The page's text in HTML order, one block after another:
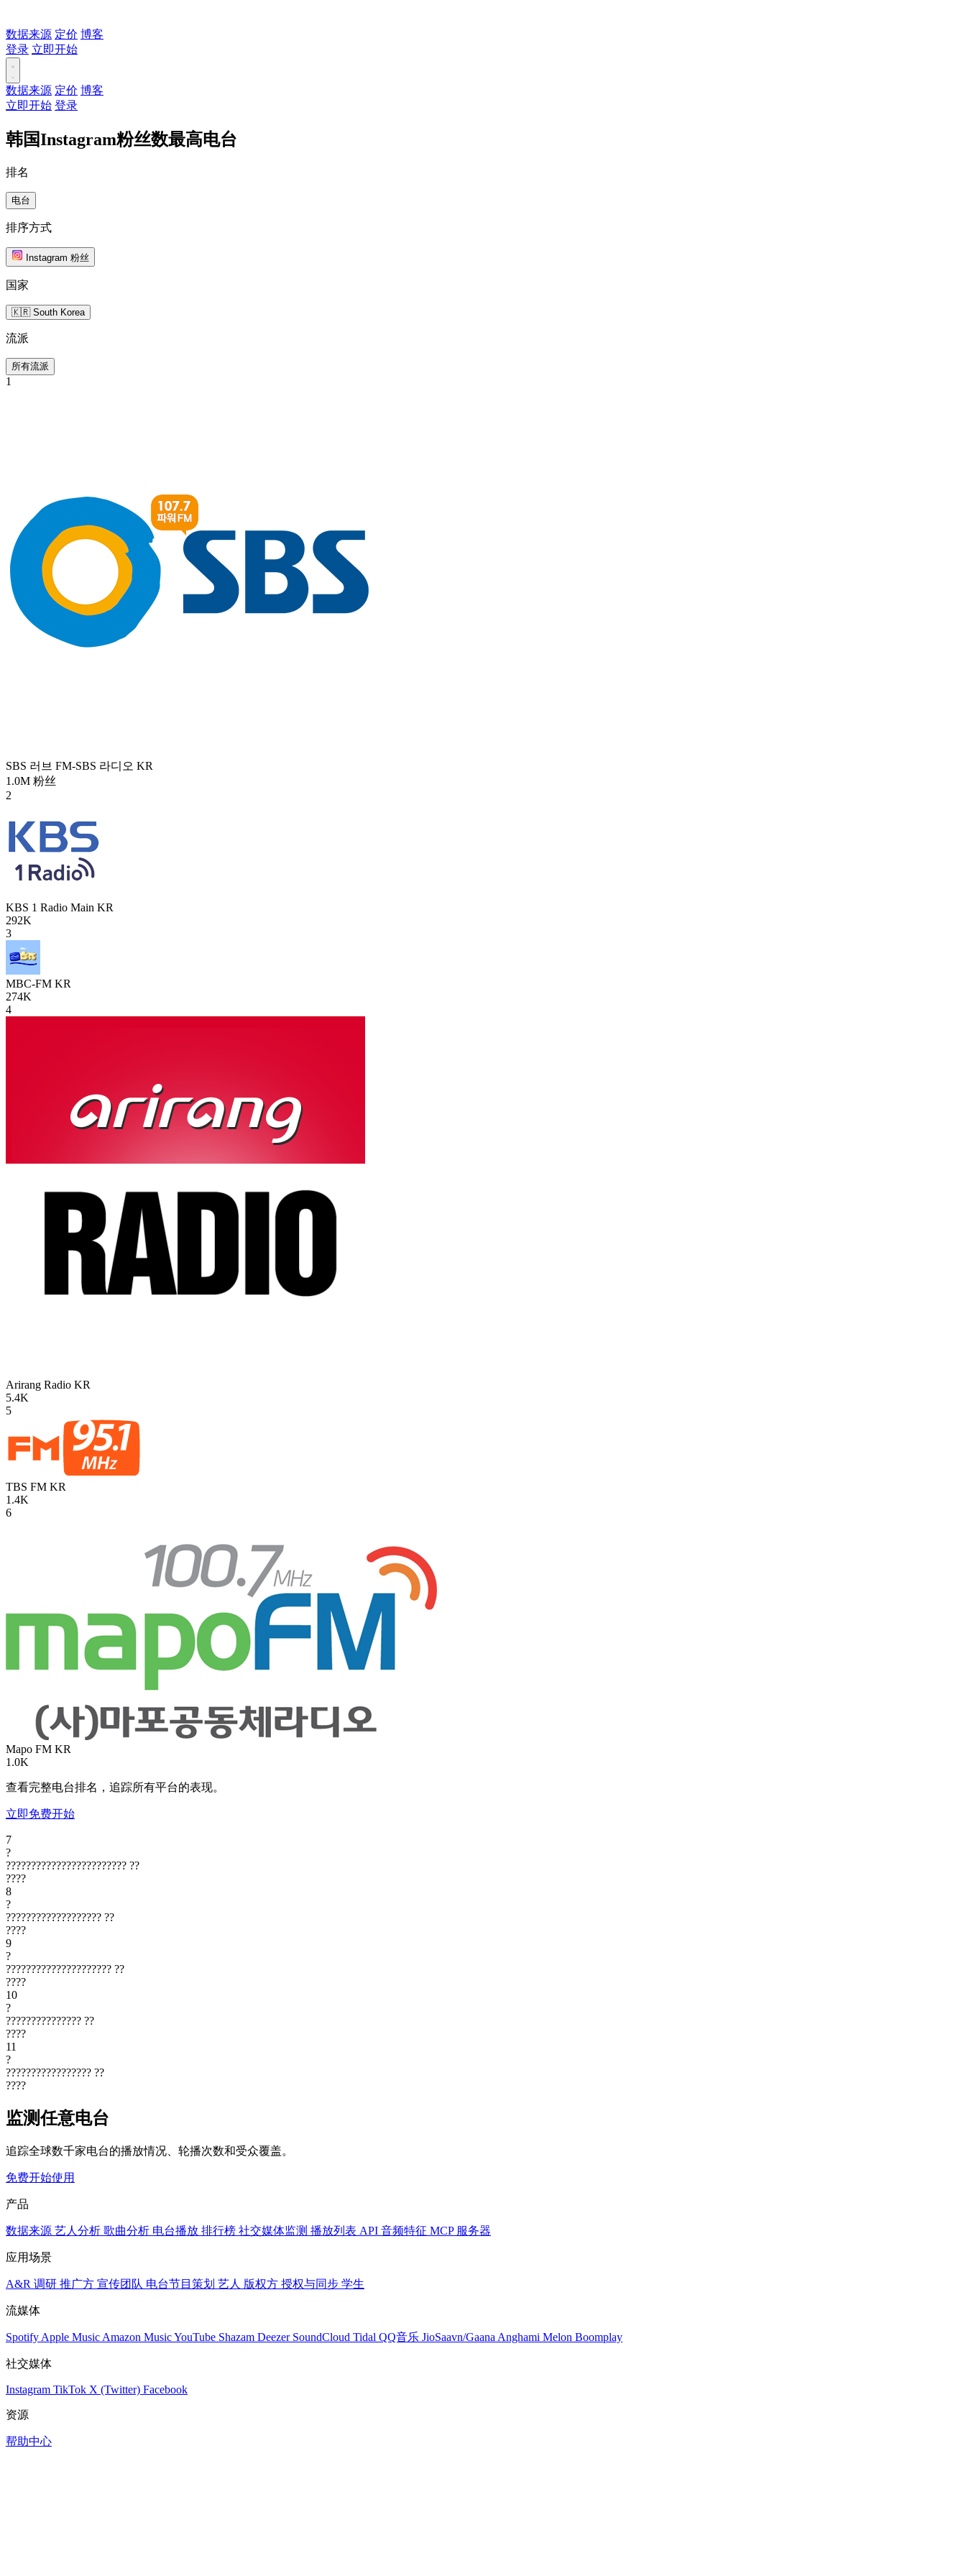
数据来源 定价 博客
登录 立即开始
数据来源 定价 博客
立即开始 登录
韩国Instagram粉丝数最高电台
排名
电台
排序方式
Instagram 粉丝
国家
🇰🇷 South Korea
流派
所有流派
1
SBS 러브 FM-SBS 라디오 KR
1.0M 粉丝
2
KBS 1 Radio Main KR
292K
3
MBC-FM KR
274K
4
Arirang Radio KR
5.4K
5
TBS FM KR
1.4K
6
Mapo FM KR
1.0K
查看完整电台排名，追踪所有平台的表现。
立即免费开始
7
?
???????????????????????? ??
????
8
?
??????????????????? ??
????
9
?
????????????????????? ??
????
10
?
??????????????? ??
????
11
?
????????????????? ??
????
监测任意电台
追踪全球数千家电台的播放情况、轮播次数和受众覆盖。
免费开始使用
产品
数据来源 艺人分析 歌曲分析 电台播放 排行榜 社交媒体监测 播放列表 API 音频特征 MCP 服务器
应用场景
A&R 调研 推广方 宣传团队 电台节目策划 艺人 版权方 授权与同步 学生
流媒体
Spotify Apple Music Amazon MusicYouTube Shazam Deezer SoundCloud Tidal QQ音乐 JioSaavn/Gaana Anghami Melon Boomplay
社交媒体
Instagram TikTok X (Twitter) Facebook
资源
帮助中心